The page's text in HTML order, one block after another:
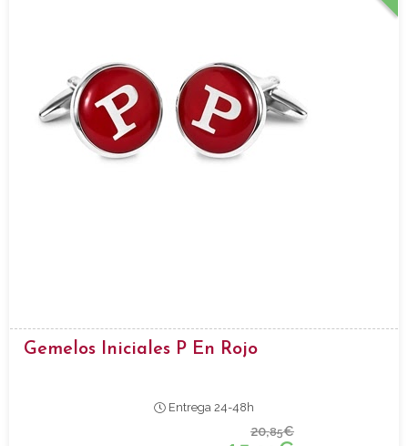
Gemelos Iniciales P En Rojo
Entrega 24-48h
20,85€